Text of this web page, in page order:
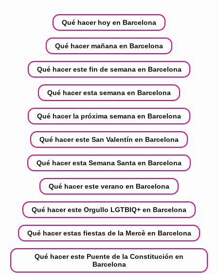
Qué hacer hoy en Barcelona
Qué hacer mañana en Barcelona
Qué hacer este fin de semana en Barcelona
Qué hacer esta semana en Barcelona
Qué hacer la próxima semana en Barcelona
Qué hacer este San Valentín en Barcelona
Qué hacer esta Semana Santa en Barcelona
Qué hacer este verano en Barcelona
Qué hacer este Orgullo LGTBIQ+ en Barcelona
Qué hacer estas fiestas de la Mercè en Barcelona
Qué hacer este Puente de la Constitución en
Barcelona